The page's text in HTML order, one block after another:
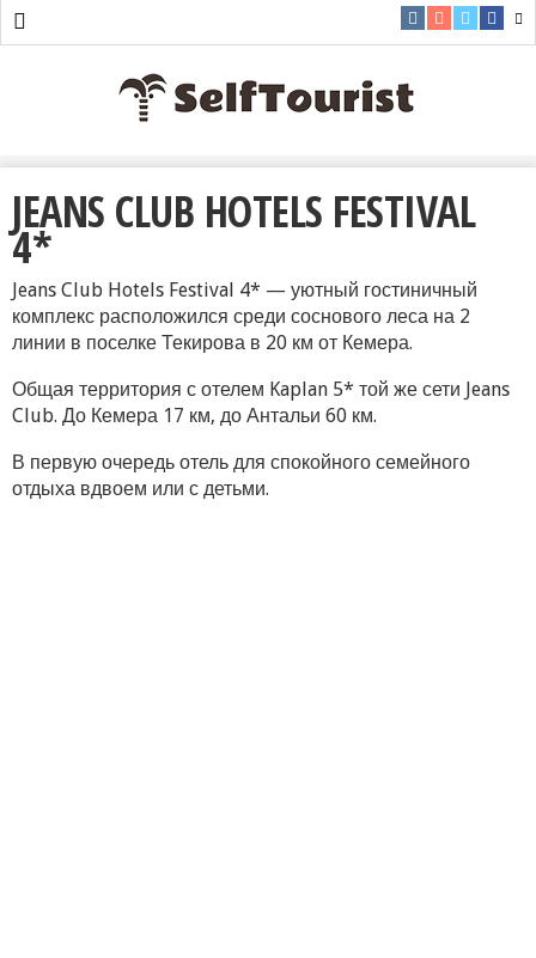
JEANS CLUB HOTELS FESTIVAL
4*
Jeans Club Hotels Festival 4* — уютный гостиничный
комплекс расположился среди соснового леса на 2
линии в поселке Текирова в 20 км от Кемера.
Общая территория с отелем Kaplan 5* той же сети Jeans
Club. До Кемера 17 км, до Антальи 60 км.
В первую очередь отель для спокойного семейного
отдыха вдвоем или с детьми.